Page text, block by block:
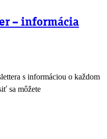
– informácia
s informáciou o každom
sa môžete